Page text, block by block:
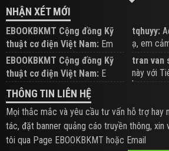
NHẬN XÉT MỚI
EBOOKBKMT Cộng đồng Kỹ
thuật cơ điện Việt Nam: Em
đăng trên Group hỗ trợ nhé
tqhuyy:
ạ, em
EBOOKBKMT Cộng đồng Kỹ
thuật cơ điện Việt Nam: E
xem hỗ trợ trên Group
tran van
này với
b...
THÔNG TIN LIÊN HỆ
Mọi thắc mắc và yêu cầu tư vấn hỗ trợ hay
tác, đặt banner quảng cáo truyền thông, xin
tôi qua Page EBOOKBKMT hoặc Email